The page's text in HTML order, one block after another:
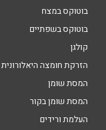
בוטוקס במצח
בוטוקס בשפתיים
קולגן
הזרקת חומצה היאלורונית
המסת שומן
המסת שומן בקור
העלמת ורידים